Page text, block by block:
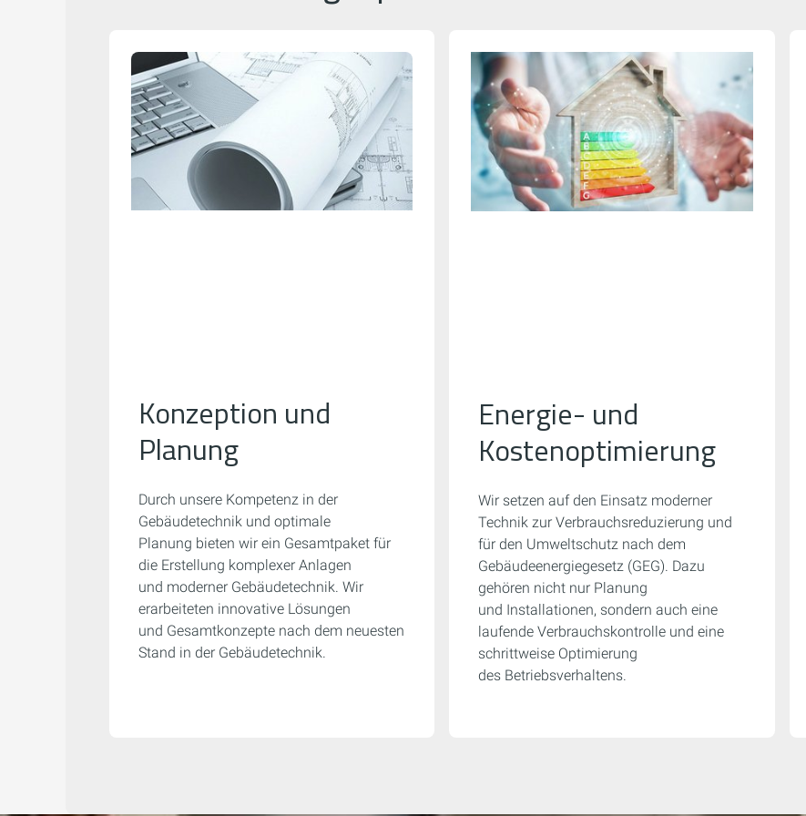
Konzeption und
Planung
Durch unsere Kompetenz in der
Gebäudetechnik und optimale
Planung bieten wir ein Gesamtpaket für
die Erstellung komplexer Anlagen
und moderner Gebäudetechnik. Wir
erarbeiteten innovative Lösungen
und Gesamtkonzepte nach dem neuesten
Stand in der Gebäudetechnik.
Energie- und
Kostenoptimierung
Wir setzen auf den Einsatz moderner
Technik zur Verbrauchsreduzierung und
für den Umweltschutz nach dem
Gebäudeenergiegesetz (GEG). Dazu
gehören nicht nur Planung
und Installationen, sondern auch eine
laufende Verbrauchskontrolle und eine
schrittweise Optimierung
des Betriebsverhaltens.